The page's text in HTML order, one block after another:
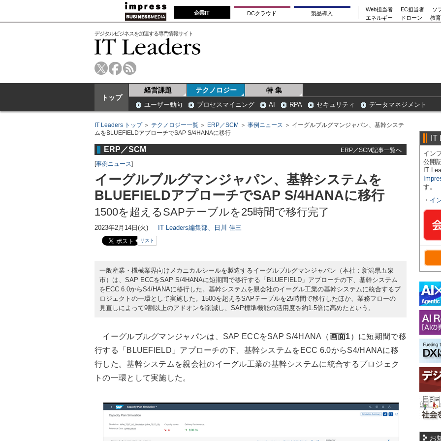
企業IT DCクラウド 製品導入
Web担当者 EC担当者
ソ
エネルギー
ドローン 教
デジタルビジネスを加速する専門情報サイト
トップ
経営課題 テクノロジー 特 集
ユーザー動向 プロセスマイニング AI RPA セキュリティ データマネジメント
IT Leaders トップ＞ テクノロジー一覧 ＞ ERP／SCM ＞ 事例ニュース ＞ イーグルブルグマンジャパン、基幹システ
ムをBLUEFIELDアプローチでSAP S/4HANAに移行
ERP／SCM
ERP／SCM記事一覧へ
[事例ニュース]
イーグルブルグマンジャパン、基幹システムを
BLUEFIELDアプローチでSAP S/4HANAに移行
1500を超えるSAPテーブルを25時間で移行完了
2023年2月14日(火) IT Leaders編集部、日川 佳三
リスト
一般産業・機械業界向けメカニカルシールを製造するイーグルブルグマンジャパン（本社：新潟県五泉
市）は、SAP ECCをSAP S/4HANAに短期間で移行する「BLUEFIELD」アプローチの下、基幹システム
をECC 6.0からS4/HANAに移行した。基幹システムを親会社のイーグル工業の基幹システムに統合するプ
ロジェクトの一環として実施した。1500を超えるSAPテーブルを25時間で移行したほか、業務フローの
見直しによって9割以上のアドオンを削減し、SAP標準機能の活用度を約1.5倍に高めたという。
イーグルブルグマンジャパンは、SAP ECCをSAP S/4HANA（画面1）に短期間で移
行する「BLUEFIELD」アプローチの下、基幹システムをECC 6.0からS4/HANAに移
行した。基幹システムを親会社のイーグル工業の基幹システムに統合するプロジェク
トの一環として実施した。
IT
イン
公開
IT
す。
・ イ
お